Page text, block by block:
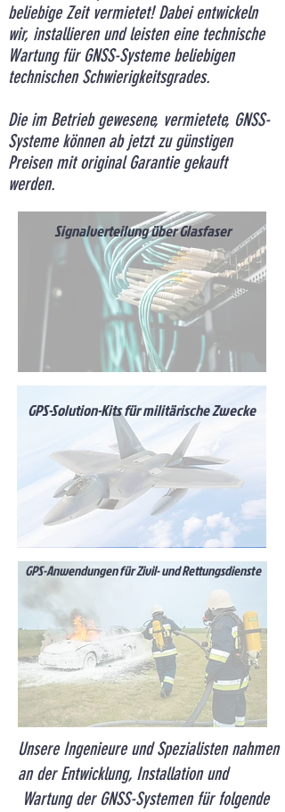
beliebige Zeit vermietet! Dabei entwickeln
wir, installieren und leisten eine technische
Wartung für GNSS-Systeme beliebigen
technischen Schwierigkeitsgrades.
Die im Betrieb gewesene, vermietete, GNSS-
Systeme können ab jetzt zu günstigen
Preisen mit original Garantie gekauft
werden.
Signalverteilung über Glasfaser
GPS-Solution-Kits für militärische Zwecke
GPS-Anwendungen für Zivil- und Rettungsdienste
Unsere Ingenieure und Spezialisten nahmen
an der Entwicklung, Installation und
Wartung der GNSS-Systemen für folgende